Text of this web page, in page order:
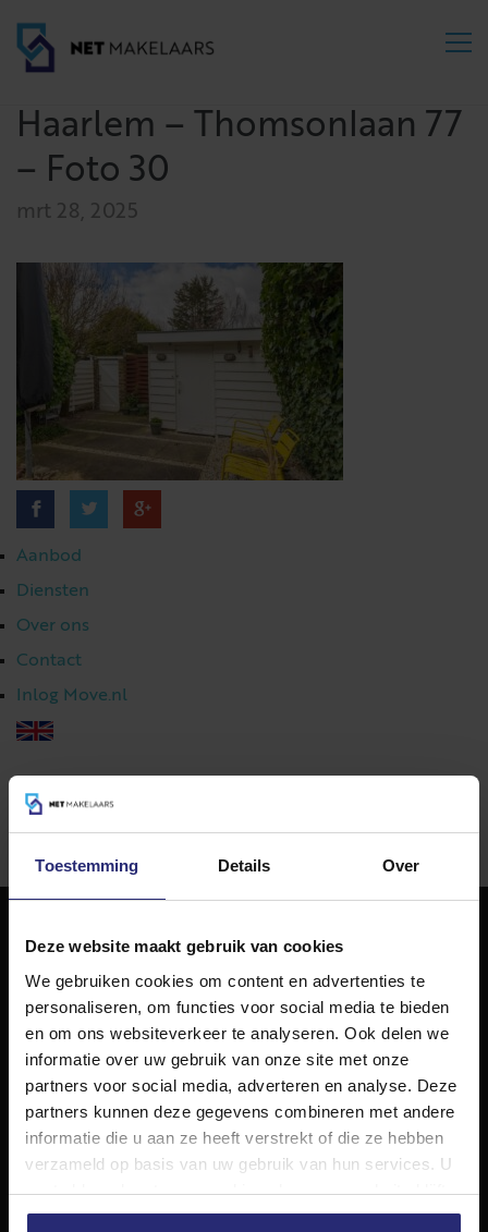
Toestemming Details Over
Deze website maakt gebruik van cookies
We gebruiken cookies om content en advertenties te
personaliseren, om functies voor social media te bieden
en om ons websiteverkeer te analyseren. Ook delen we
informatie over uw gebruik van onze site met onze
partners voor social media, adverteren en analyse. Deze
partners kunnen deze gegevens combineren met andere
informatie die u aan ze heeft verstrekt of die ze hebben
verzameld op basis van uw gebruik van hun services. U
gaat akkoord met onze cookies als u onze website blijft
gebruiken.
Haarlem – Thomsonlaan 77
– Foto 30
mrt 28, 2025
Aanbod
Diensten
Over ons
Contact
Inlog Move.nl
023 303 54 44
NET Makelaars
NET Makelaars is een modern makelaarskantoor met
decennialange ervaring in het vak en diepgaande kennis
van de huizenmarkt in Haarlem en omstreken.
Volg ons op
Diensten